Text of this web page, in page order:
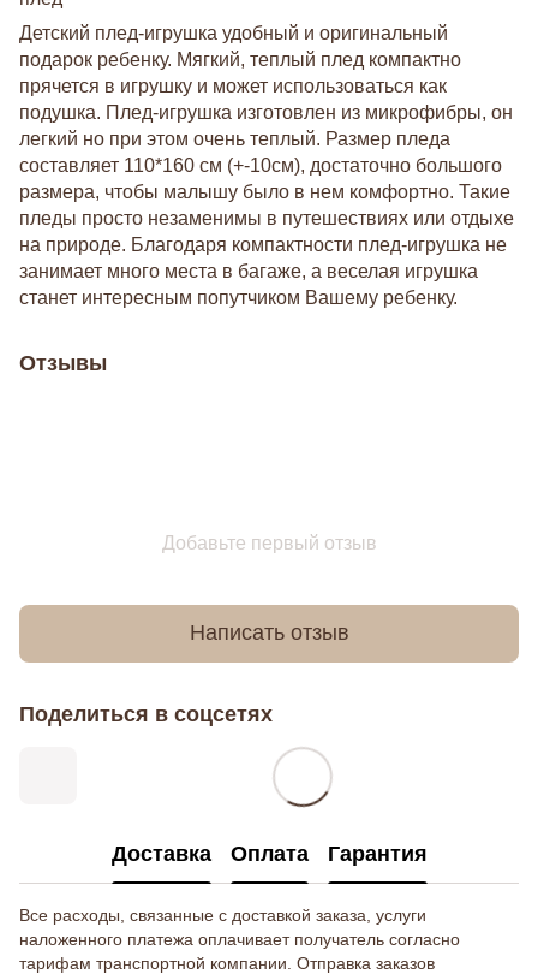
Детский плед-игрушка удобный и оригинальный
подарок ребенку. Мягкий, теплый плед компактно
прячется в игрушку и может использоваться как
подушка. Плед-игрушка изготовлен из микрофибры, он
легкий но при этом очень теплый. Размер пледа
составляет 110*160 см (+-10см), достаточно большого
размера, чтобы малышу было в нем комфортно. Такие
пледы просто незаменимы в путешествиях или отдыхе
на природе. Благодаря компактности плед-игрушка не
занимает много места в багаже, а веселая игрушка
станет интересным попутчиком Вашему ребенку.
Отзывы
Добавьте первый отзыв
Написать отзыв
Поделиться в соцсетях
Доставка Оплата Гарантия
Все расходы, связанные с доставкой заказа, услуги
наложенного платежа оплачивает получатель согласно
тарифам транспортной компании. Отправка заказов